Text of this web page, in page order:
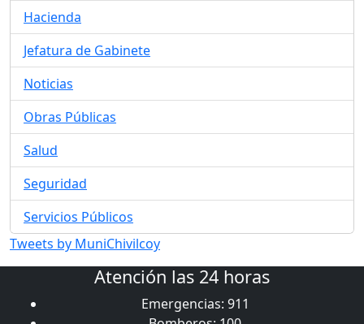
Hacienda
Jefatura de Gabinete
Noticias
Obras Públicas
Salud
Seguridad
Servicios Públicos
Tweets by MuniChivilcoy
Atención las 24 horas
Emergencias: 911